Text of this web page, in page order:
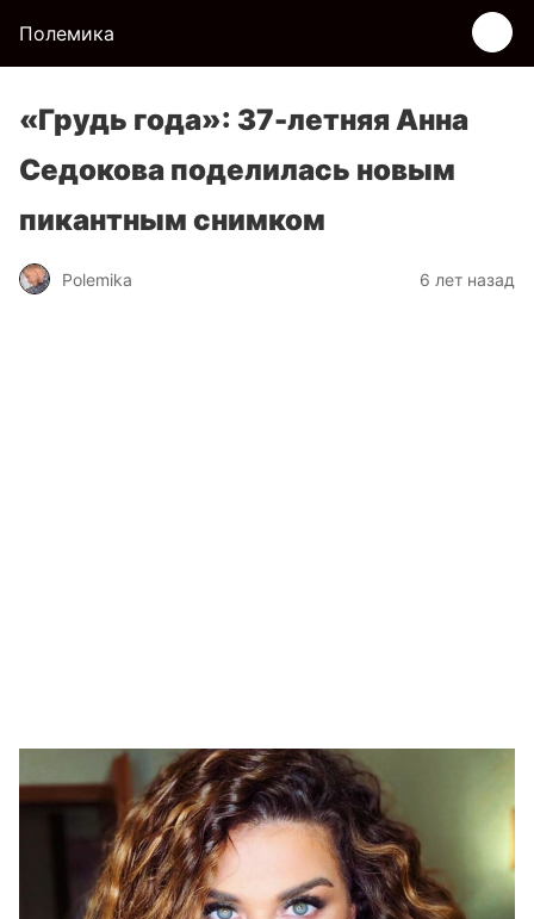
Полемика
«Грудь года»: 37-летняя Анна
Седокова поделилась новым
пикантным снимком
Polemika 6 лет назад